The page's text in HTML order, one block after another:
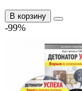
В корзину
-99%